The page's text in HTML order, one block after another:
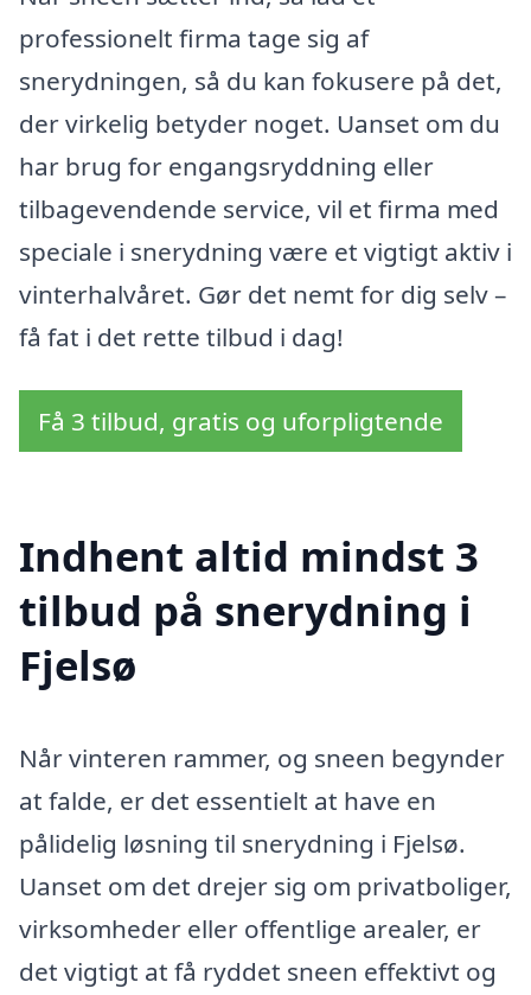
professionelt firma tage sig af
snerydningen, så du kan fokusere på det,
der virkelig betyder noget. Uanset om du
har brug for engangsryddning eller
tilbagevendende service, vil et firma med
speciale i snerydning være et vigtigt aktiv i
vinterhalvåret. Gør det nemt for dig selv –
få fat i det rette tilbud i dag!
Få 3 tilbud, gratis og uforpligtende
Indhent altid mindst 3
tilbud på snerydning i
Fjelsø
Når vinteren rammer, og sneen begynder
at falde, er det essentielt at have en
pålidelig løsning til snerydning i Fjelsø.
Uanset om det drejer sig om privatboliger,
virksomheder eller offentlige arealer, er
det vigtigt at få ryddet sneen effektivt og